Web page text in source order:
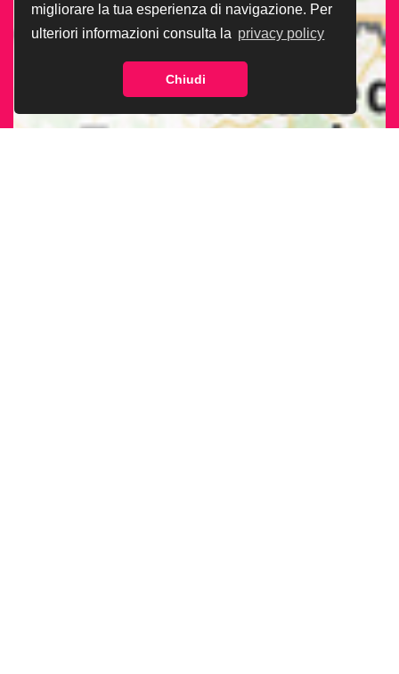
migliorare la tua esperienza di navigazione. Per
ulteriori informazioni consulta la privacy policy
Chiudi